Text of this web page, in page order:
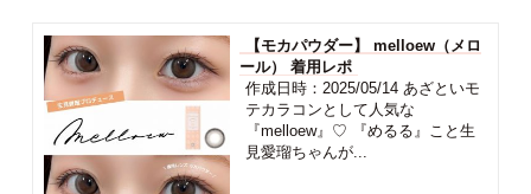
【モカパウダー】 melloew（メロ
ール） 着用レポ
作成日時：2025/05/14 あざといモ
テカラコンとして人気な
『melloew』♡ 『めるる』こと生
見愛瑠ちゃんが...